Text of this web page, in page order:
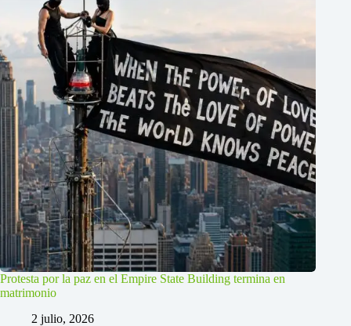
Protesta por la paz en el Empire State Building termina en
matrimonio
2 julio, 2026